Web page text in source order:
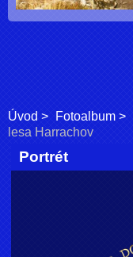
Úvod Fotoalbum
lesa Harrachov
Portrét